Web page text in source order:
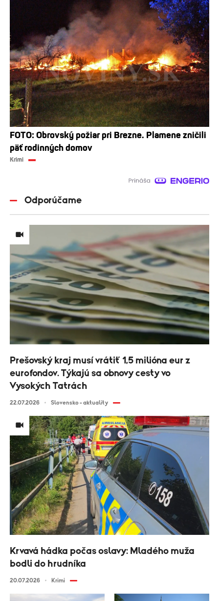
FOTO: Obrovský požiar pri Brezne. Plamene zničili
päť rodinných domov
Krimi
Odporúčame
Prešovský kraj musí vrátiť 1,5 milióna eur z
eurofondov. Týkajú sa obnovy cesty vo
Vysokých Tatrách
22.07.2026 Slovensko - aktuality
Krvavá hádka počas oslavy: Mladého muža
bodli do hrudníka
20.07.2026 Krimi